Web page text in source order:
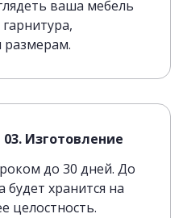
ваша мебель
03. Изготовление
до 30 дней. До
хранится на
целостность.